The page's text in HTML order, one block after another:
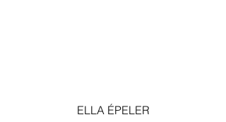
ELLA ÉPELER